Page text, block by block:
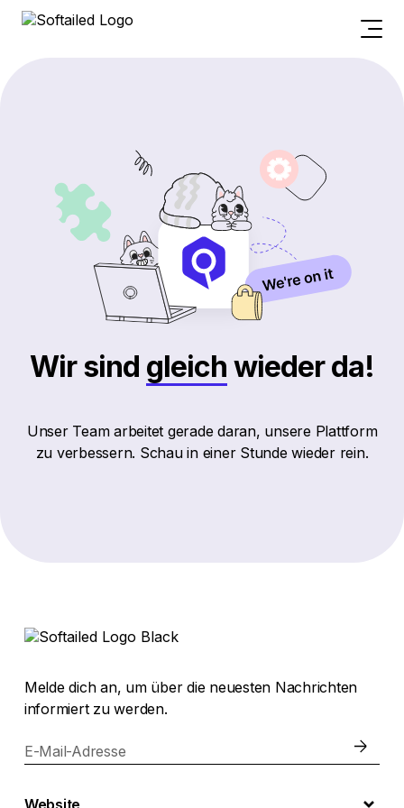
Wir sind gleich wieder da!
Unser Team arbeitet gerade daran, unsere Plattform
zu verbessern. Schau in einer Stunde wieder rein.
Melde dich an, um über die neuesten Nachrichten
informiert zu werden.
E-Mail-Adresse
Website